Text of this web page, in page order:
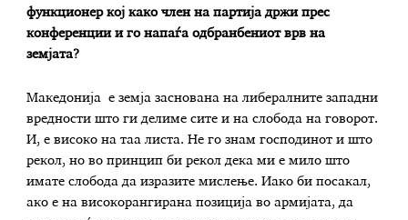
функционер кој како член на партија држи прес
конференции и го напаѓа одбранбениот врв на
земјата?
Македонија е земја заснована на либералните западни
вредности што ги делиме сите и на слобода на говорот.
И, е високо на таа листа. Не го знам господинот и што
рекол, но во принцип би рекол дека ми е мило што
имате слобода да изразите мислење. Иако би посакал,
ако е на високорангирана позиција во армијата, да